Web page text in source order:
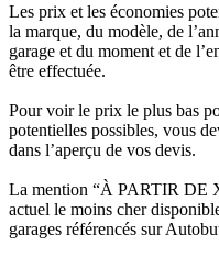
Les prix et les économies
la marque, du modèle, de
garage et du moment et de
être effectuée.
Pour voir le prix le plus bas
potentielles possibles, vous
dans l’aperçu de vos devis.
La mention “À PARTIR DE
actuel le moins cher
garages référencés sur